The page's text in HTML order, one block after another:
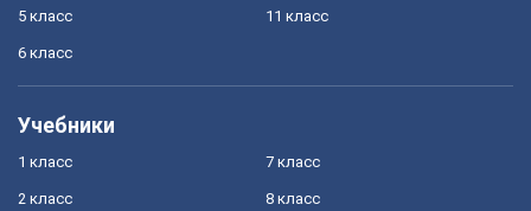
5 класс
6 класс
11 класс
Учебники
1 класс
2 класс
7 класс
8 класс